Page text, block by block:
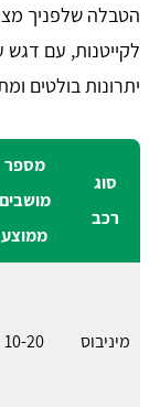
הטבלה שלפניך
לקייטנות, עם
יתרונות בולטים
סוג
רכב
מספר
מושבים
ממוצע
מיניבוס 10-20